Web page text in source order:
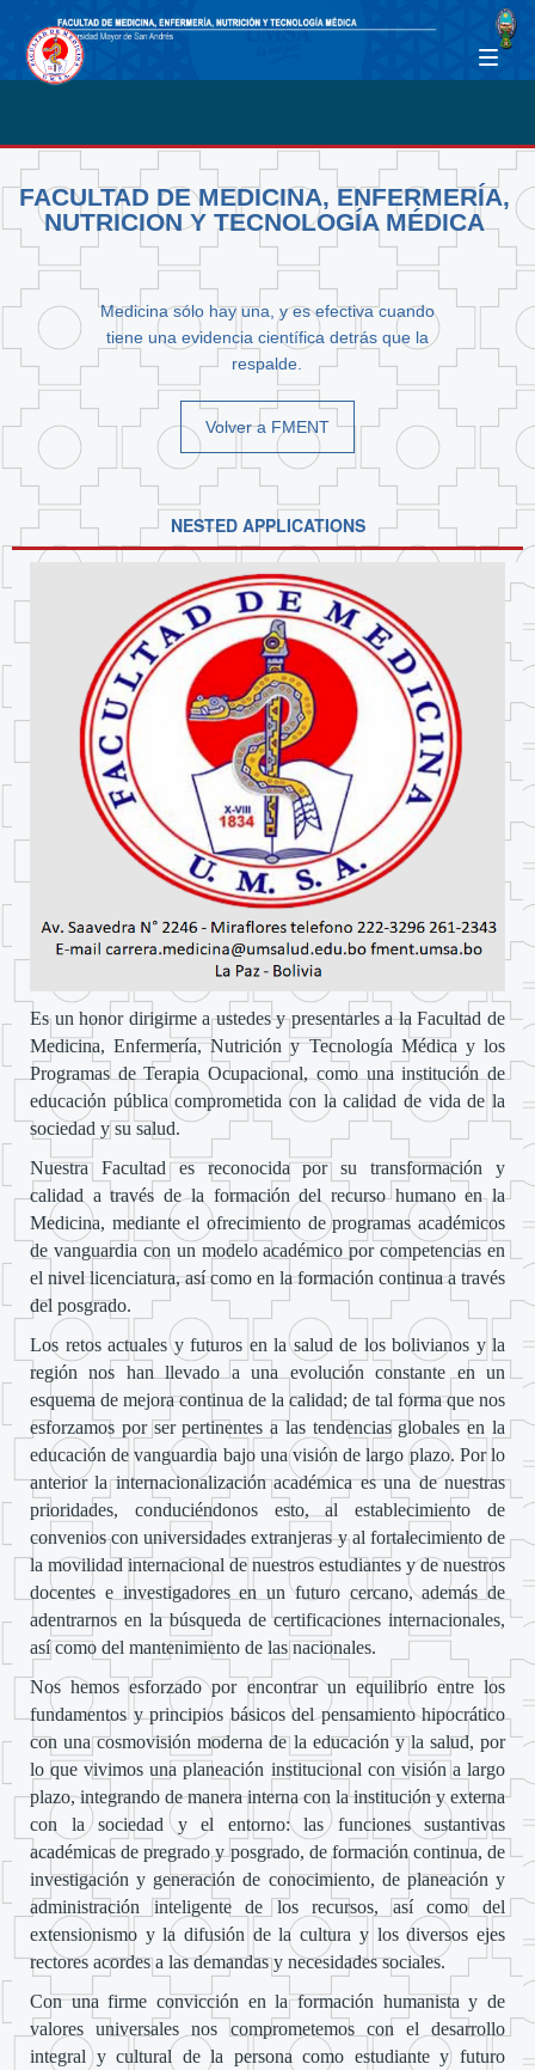
FACULTAD DE MEDICINA, ENFERMERÍA,
NUTRICION Y TECNOLOGÍA MÉDICA
Medicina sólo hay una, y es efectiva cuando
tiene una evidencia científica detrás que la
respalde.
Volver a FMENT
NESTED APPLICATIONS
Es un honor dirigirme a ustedes y presentarles a la Facultad de
Medicina, Enfermería, Nutrición y Tecnología Médica y los
Programas de Terapia Ocupacional, como una institución de
educación pública comprometida con la calidad de vida de la
sociedad y su salud.
Nuestra Facultad es reconocida por su transformación y
calidad a través de la formación del recurso humano en la
Medicina, mediante el ofrecimiento de programas académicos
de vanguardia con un modelo académico por competencias en
el nivel licenciatura, así como en la formación continua a través
del posgrado.
Los retos actuales y futuros en la salud de los bolivianos y la
región nos han llevado a una evolución constante en un
esquema de mejora continua de la calidad; de tal forma que nos
esforzamos por ser pertinentes a las tendencias globales en la
educación de vanguardia bajo una visión de largo plazo. Por lo
anterior la internacionalización académica es una de nuestras
prioridades, conduciéndonos esto, al establecimiento de
convenios con universidades extranjeras y al fortalecimiento de
la movilidad internacional de nuestros estudiantes y de nuestros
docentes e investigadores en un futuro cercano, además de
adentrarnos en la búsqueda de certificaciones internacionales,
así como del mantenimiento de las nacionales.
Nos hemos esforzado por encontrar un equilibrio entre los
fundamentos y principios básicos del pensamiento hipocrático
con una cosmovisión moderna de la educación y la salud, por
lo que vivimos una planeación institucional con visión a largo
plazo, integrando de manera interna con la institución y externa
con la sociedad y el entorno: las funciones sustantivas
académicas de pregrado y posgrado, de formación continua, de
investigación y generación de conocimiento, de planeación y
administración inteligente de los recursos, así como del
extensionismo y la difusión de la cultura y los diversos ejes
rectores acordes a las demandas y necesidades sociales.
Con una firme convicción en la formación humanista y de
valores universales nos comprometemos con el desarrollo
integral y cultural de la persona como estudiante y futuro